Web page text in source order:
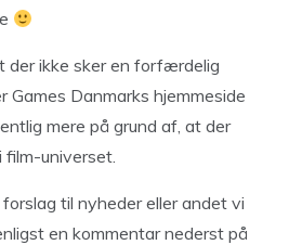
der ikke sker en forfærdelig
Games Danmarks hjemmeside
mere på grund af, at der
film-universet.
til nyheder eller andet vi
en kommentar nederst på